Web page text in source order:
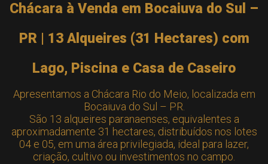
Chácara à Venda em Bocaiuva do Sul –
PR | 13 Alqueires (31 Hectares) com
Lago, Piscina e Casa de Caseiro
Apresentamos a Chácara Rio do Meio, localizada em
Bocaiuva do Sul – PR.
São 13 alqueires paranaenses, equivalentes a
aproximadamente 31 hectares, distribuídos nos lotes
04 e 05, em uma área privilegiada, ideal para lazer,
criação, cultivo ou investimentos no campo.